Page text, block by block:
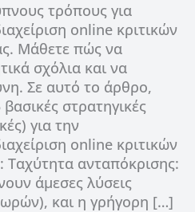
τρόπους για
online κριτικών
Μάθετε πώς να
σχόλια και να
Σε αυτό το άρθρο,
στρατηγικές
για την
online κριτικών
Ταχύτητα ανταπόκρισης:
άμεσες λύσεις
ωρών), και η γρήγορη […]